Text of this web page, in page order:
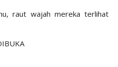
raut wajah mereka terlihat